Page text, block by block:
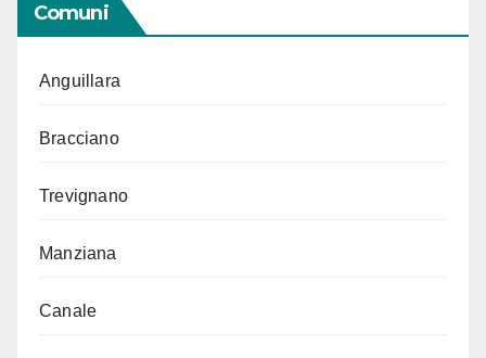
Comuni
Anguillara
Bracciano
Trevignano
Manziana
Canale